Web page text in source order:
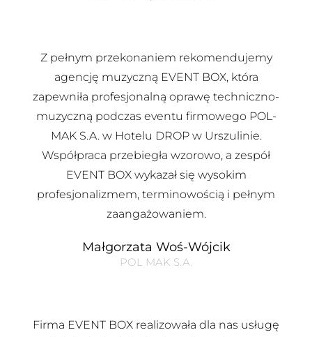
Z pełnym przekonaniem rekomendujemy
agencję muzyczną EVENT BOX, która
zapewniła profesjonalną oprawę techniczno-
muzyczną podczas eventu firmowego POL-
MAK S.A. w Hotelu DROP w Urszulinie.
Współpraca przebiegła wzorowo, a zespół
EVENT BOX wykazał się wysokim
profesjonalizmem, terminowością i pełnym
zaangażowaniem.
Małgorzata Woś-Wójcik
POL MAK S.A.
Firma EVENT BOX realizowała dla nas usługę